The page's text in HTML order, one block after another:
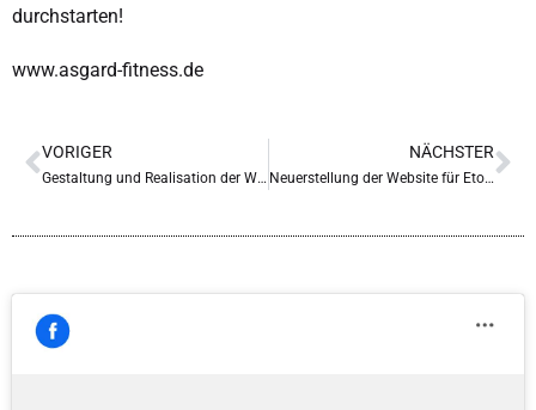
durchstarten!
www.asgard-fitness.de
VORIGER
Gestaltung und Realisation der Website für Papeterie Bogenhausen
NÄCHSTER
Neuerstellung der Website für Etocom